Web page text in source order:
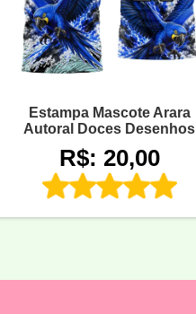
Estampa Mascote Arara
Autoral Doces Desenhos
R$: 20,00